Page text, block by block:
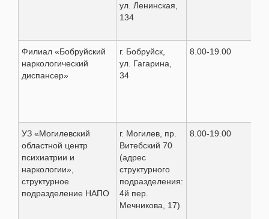
ул. Ленинская,
134
Филиал «Бобруйский
наркологический
диспансер»
г. Бобруйск,
ул. Гагарина,
34
8.00-19.00
УЗ «Могилевский
областной центр
психиатрии и
наркологии»,
структурное
подразделение НАПО
г. Могилев, пр.
Витебский 70
(адрес
структурного
подразделения:
4й пер.
Мечникова, 17)
8.00-19.00